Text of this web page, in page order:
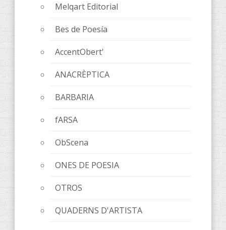
Melqart Editorial
Bes de Poesía
AccentObert'
ANACRÈPTICA
BARBARIA
fARSA
ObScena
ONES DE POESIA
OTROS
QUADERNS D'ARTISTA